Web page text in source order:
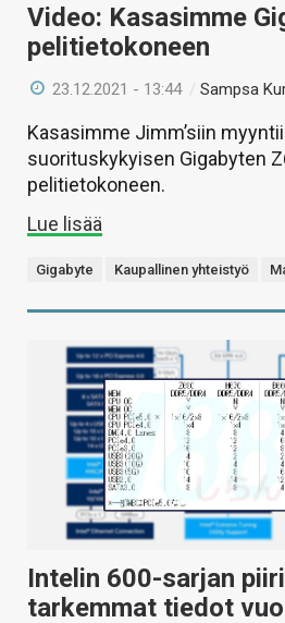
Video: Kasasimme
pelitietokoneen
23.12.2021 - 13:44 /Sampsa
Kasasimme Jimm’siin
suorituskykyisen Gigabyten
pelitietokoneen.
Lue lisää
Gigabyte Kaupallinen yhteistyö
Intelin 600-sarjan
tarkemmat tiedot